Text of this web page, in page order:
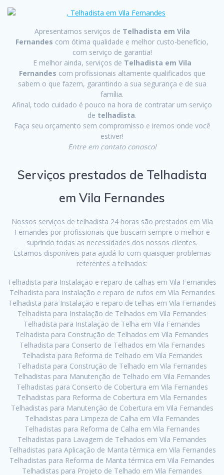
Apresentamos serviços de Telhadista em Vila
Fernandes com ótima qualidade e melhor custo-benefício,
com serviço de garantia!
E melhor ainda, serviços de Telhadista em Vila
Fernandes com profissionais altamente qualificados que
sabem o que fazem, garantindo a sua segurança e de sua
família.
Afinal, todo cuidado é pouco na hora de contratar um serviço
de telhadista.
Faça seu orçamento sem compromisso e iremos onde você
estiver!
Entre em contato conosco!
Serviços prestados de Telhadista
em Vila Fernandes
Nossos serviços de telhadista 24 horas são prestados em Vila
Fernandes por profissionais que buscam sempre o melhor e
suprindo todas as necessidades dos nossos clientes.
Estamos disponíveis para ajudá-lo com quaisquer problemas
referentes a telhados:
Telhadista para Instalação e reparo de calhas em Vila Fernandes
Telhadista para Instalação e reparo de rufos em Vila Fernandes
Telhadista para Instalação e reparo de telhas em Vila Fernandes
Telhadista para Instalação de Telhados em Vila Fernandes
Telhadista para Instalação de Telha em Vila Fernandes
Telhadista para Construção de Telhados em Vila Fernandes
Telhadista para Conserto de Telhados em Vila Fernandes
Telhadista para Reforma de Telhado em Vila Fernandes
Telhadista para Construção de Telhado em Vila Fernandes
Telhadistas para Manutenção de Telhado em Vila Fernandes
Telhadistas para Conserto de Cobertura em Vila Fernandes
Telhadistas para Reforma de Cobertura em Vila Fernandes
Telhadistas para Manutenção de Cobertura em Vila Fernandes
Telhadistas para Limpeza de Calha em Vila Fernandes
Telhadistas para Reforma de Calha em Vila Fernandes
Telhadistas para Lavagem de Telhados em Vila Fernandes
Telhadistas para Aplicação de Manta térmica em Vila Fernandes
Telhadistas para Reforma de Manta térmica em Vila Fernandes
Telhadistas para Projeto de Telhado em Vila Fernandes